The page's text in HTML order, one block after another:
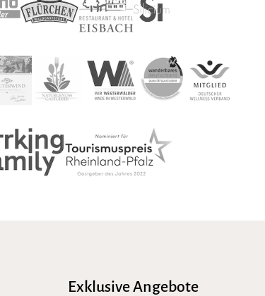
Exklusive Angebote